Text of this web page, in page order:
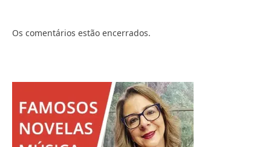
Os comentários estão encerrados.